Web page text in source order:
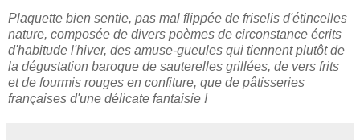
Plaquette bien sentie, pas mal flippée de friselis d'étincelles
nature, composée de divers poèmes de circonstance écrits
d'habitude l'hiver, des amuse-gueules qui tiennent plutôt de
la dégustation baroque de sauterelles grillées, de vers frits
et de fourmis rouges en confiture, que de pâtisseries
françaises d'une délicate fantaisie !